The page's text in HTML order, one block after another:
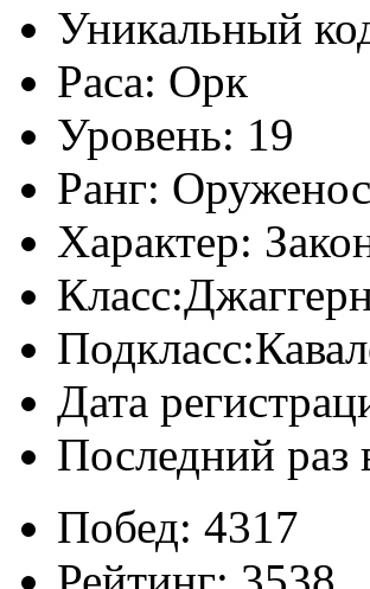
Уникальный
Раса: Орк
Уровень: 19
Ранг:
Характер:
Класс:
Подкласс:
Дата
Последний раз
Побед: 4317